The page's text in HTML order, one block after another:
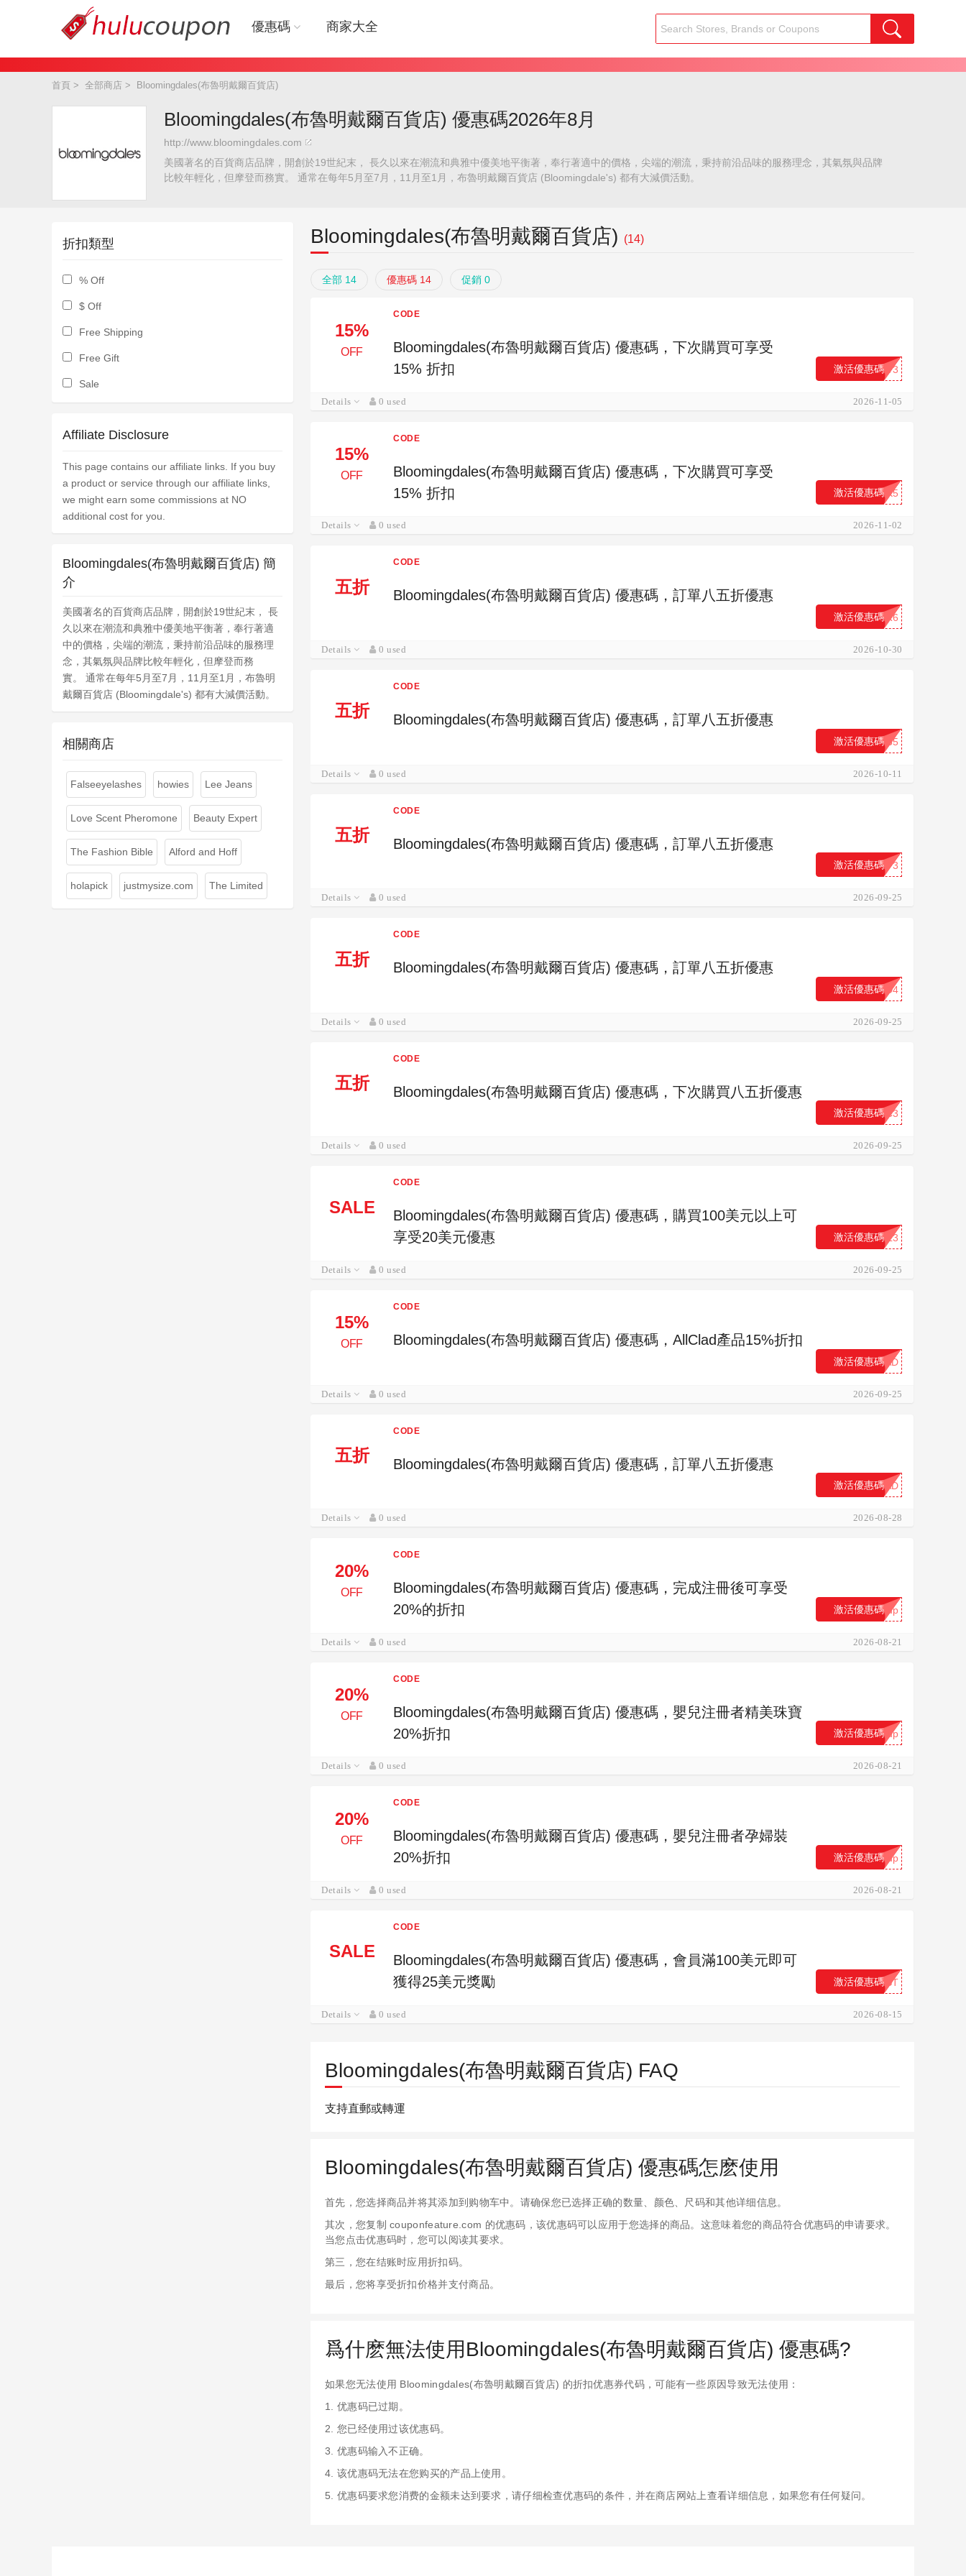
優惠碼 商家大全
首頁 > 全部商店 > Bloomingdales(布魯明戴爾百貨店)
Bloomingdales(布魯明戴爾百貨店) 優惠碼2026年8月
http://www.bloomingdales.com
美國著名的百貨商店品牌，開創於19世紀末， 長久以來在潮流和典雅中優美地平衡著，奉行著適中的價格，尖端的潮流，秉持前沿品味的服務理念，其氣氛與品牌
比較年輕化，但摩登而務實。 通常在每年5月至7月，11月至1月，布魯明戴爾百貨店 (Bloomingdale's) 都有大減價活動。
Bloomingdales(布魯明戴爾百貨店) (14)
全部 14 優惠碼 14 促銷 0
15%
OFF
CODE
Bloomingdales(布魯明戴爾百貨店) 優惠碼，下次購買可享受
15% 折扣
...V3
激活優惠碼
Details 0 used 2026-11-05
15%
OFF
CODE
Bloomingdales(布魯明戴爾百貨店) 優惠碼，下次購買可享受
15% 折扣
...K5
激活優惠碼
Details 0 used 2026-11-02
五折
CODE
Bloomingdales(布魯明戴爾百貨店) 優惠碼，訂單八五折優惠
...R6
激活優惠碼
Details 0 used 2026-10-30
五折
CODE
Bloomingdales(布魯明戴爾百貨店) 優惠碼，訂單八五折優惠
...35
激活優惠碼
Details 0 used 2026-10-11
五折
CODE
Bloomingdales(布魯明戴爾百貨店) 優惠碼，訂單八五折優惠
...F3
激活優惠碼
Details 0 used 2026-09-25
五折
CODE
Bloomingdales(布魯明戴爾百貨店) 優惠碼，訂單八五折優惠
...D4
激活優惠碼
Details 0 used 2026-09-25
五折
CODE
Bloomingdales(布魯明戴爾百貨店) 優惠碼，下次購買八五折優惠
...C3
激活優惠碼
Details 0 used 2026-09-25
SALE
CODE
Bloomingdales(布魯明戴爾百貨店) 優惠碼，購買100美元以上可
享受20美元優惠
...L3
激活優惠碼
Details 0 used 2026-09-25
15%
OFF
CODE
Bloomingdales(布魯明戴爾百貨店) 優惠碼，AllClad產品15%折扣
...AD
激活優惠碼
Details 0 used 2026-09-25
五折
CODE
Bloomingdales(布魯明戴爾百貨店) 優惠碼，訂單八五折優惠
...AD
激活優惠碼
Details 0 used 2026-08-28
20%
OFF
CODE
Bloomingdales(布魯明戴爾百貨店) 優惠碼，完成注冊後可享受
20%的折扣
...up
激活優惠碼
Details 0 used 2026-08-21
20%
OFF
CODE
Bloomingdales(布魯明戴爾百貨店) 優惠碼，嬰兒注冊者精美珠寶
20%折扣
...up
激活優惠碼
Details 0 used 2026-08-21
20%
OFF
CODE
Bloomingdales(布魯明戴爾百貨店) 優惠碼，嬰兒注冊者孕婦裝
20%折扣
...up
激活優惠碼
Details 0 used 2026-08-21
SALE
CODE
Bloomingdales(布魯明戴爾百貨店) 優惠碼，會員滿100美元即可
獲得25美元獎勵
...ST
激活優惠碼
Details 0 used 2026-08-15
Bloomingdales(布魯明戴爾百貨店) FAQ
支持直郵或轉運
Bloomingdales(布魯明戴爾百貨店) 優惠碼怎麽使用
首先，您选择商品并将其添加到购物车中。请确保您已选择正确的数量、颜色、尺码和其他详细信息。
其次，您复制 couponfeature.com 的优惠码，该优惠码可以应用于您选择的商品。这意味着您的商品符合优惠码的申请要求。
当您点击优惠码时，您可以阅读其要求。
第三，您在结账时应用折扣码。
最后，您将享受折扣价格并支付商品。
爲什麽無法使用Bloomingdales(布魯明戴爾百貨店) 優惠碼?
如果您无法使用 Bloomingdales(布魯明戴爾百貨店) 的折扣优惠券代码，可能有一些原因导致无法使用：
1. 优惠码已过期。
2. 您已经使用过该优惠码。
3. 优惠码输入不正确。
4. 该优惠码无法在您购买的产品上使用。
5. 优惠码要求您消费的金额未达到要求，请仔细检查优惠码的条件，并在商店网站上查看详细信息，如果您有任何疑问。
折扣類型
% Off
$ Off
Free Shipping
Free Gift
Sale
Affiliate Disclosure
This page contains our affiliate links. If you buy
a product or service through our affiliate links,
we might earn some commissions at NO
additional cost for you.
Bloomingdales(布魯明戴爾百貨店) 簡
介
美國著名的百貨商店品牌，開創於19世紀末， 長
久以來在潮流和典雅中優美地平衡著，奉行著適
中的價格，尖端的潮流，秉持前沿品味的服務理
念，其氣氛與品牌比較年輕化，但摩登而務
實。 通常在每年5月至7月，11月至1月，布魯明
戴爾百貨店 (Bloomingdale's) 都有大減價活動。
相關商店
Falseeyelashes howies Lee Jeans
Love Scent Pheromone Beauty Expert
The Fashion Bible Alford and Hoff
holapick justmysize.com The Limited